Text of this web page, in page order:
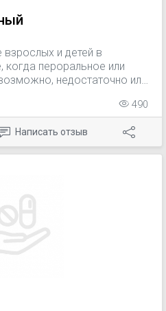
взрослых и детей в
когда пероральное или
недостаточно или
490
Написать отзыв